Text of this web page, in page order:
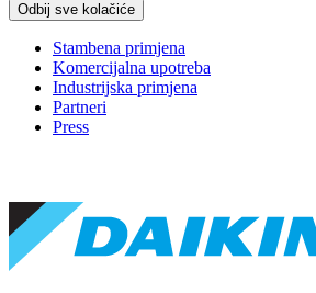
Odbij sve kolačiće
Stambena primjena
Komercijalna upotreba
Industrijska primjena
Partneri
Press